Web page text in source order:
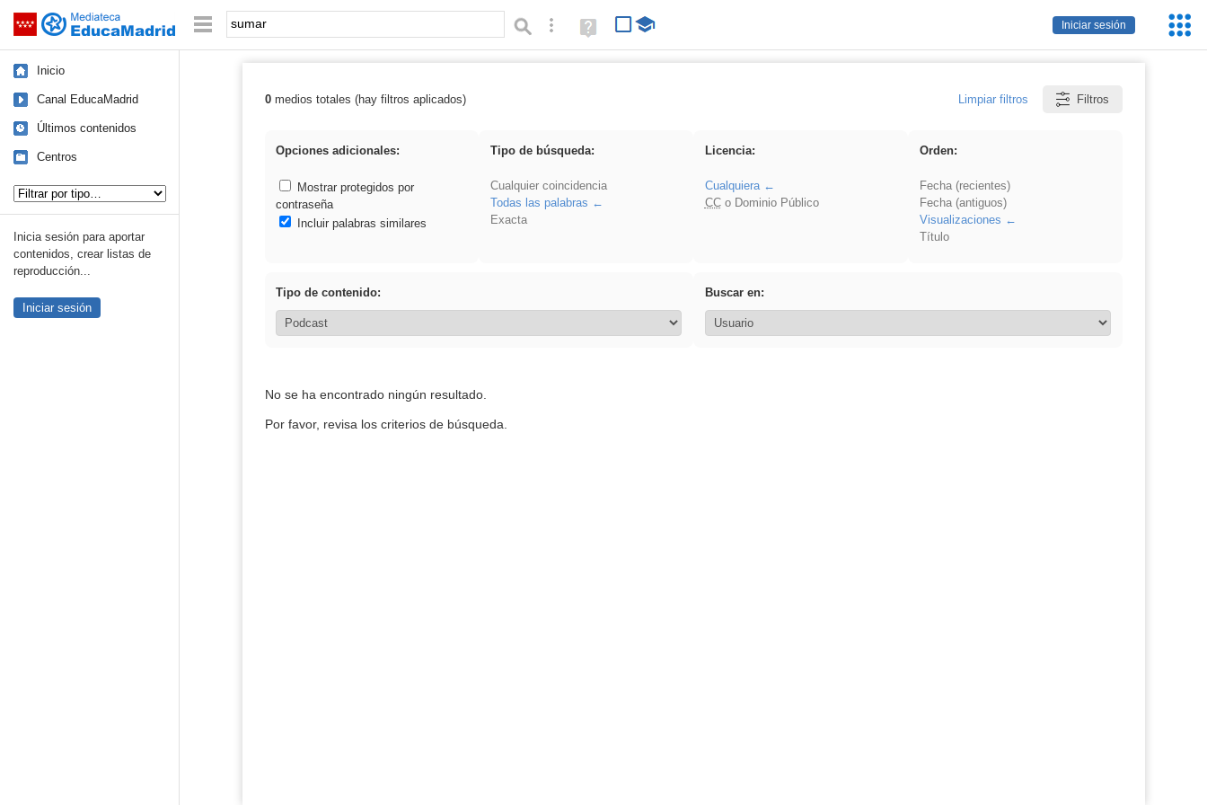
Saltar navegación
Iniciar sesión
Palabra o frase: Búsqueda avanzada
Ayuda
(en
Inicio
Canal EducaMadrid
Últimos contenidos
Centros
Inicia sesión para aportar
contenidos, crear listas de
reproducción...
Iniciar sesión
Resultados de: sumar
0medios totales (hay filtros aplicados) Limpiar filtros Filtros
Opciones adicionales:
Mostrar protegidos por
contraseña
Incluir palabras similares
Tipo de búsqueda:
Cualquier coincidencia
Todas las palabras
Exacta
Licencia:
Cualquiera
CCo Dominio Público
Orden:
Fecha (recientes)
Fecha (antiguos)
Visualizaciones
Título
Tipo de contenido: Buscar en:
No se ha encontrado ningún resultado.
Por favor, revisa los criterios de búsqueda.